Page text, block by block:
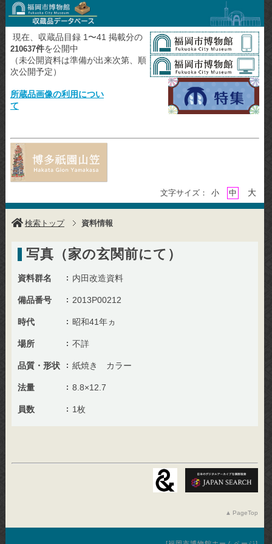
現在、収蔵品目録 1〜41 掲載分の
210637件を公開中
（未公開資料は準備が出来次第、順
次公開予定）
所蔵品画像の利用につい
て
文字サイズ： 小 中 大
検索トップ 資料情報
写真（家の玄関前にて）
資料群名 内田改造資料
備品番号 2013P00212
時代 昭和41年ヵ
場所 不詳
品質・形状 紙焼き カラー
法量 8.8×12.7
員数 1枚
PageTop